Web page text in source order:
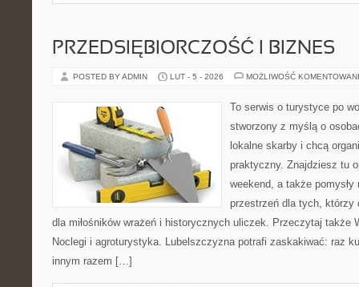
PRZEDSIĘBIORCZOŚĆ I BIZNES
POSTED BY ADMIN LUT - 5 - 2026 MOŻLIWOŚĆ
To serwis o turystyce po
stworzony z myślą o
lokalne skarby i chcą
praktyczny. Znajdziesz tu
weekend, a także
przestrzeń dla tych, którzy
dla miłośników wrażeń i historycznych uliczek. Przeczytaj także
Noclegi i agroturystyka. Lubelszczyzna potrafi zaskakiwać: raz
innym razem […]